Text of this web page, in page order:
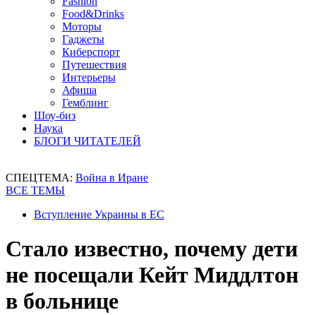
Food&Drinks
Моторы
Гаджеты
Киберспорт
Путешествия
Интерьеры
Афиша
Гемблинг
Шоу-биз
Наука
БЛОГИ ЧИТАТЕЛЕЙ
СПЕЦТЕМА: Война в Иране
ВСЕ ТЕМЫ
Вступление Украины в ЕС
Стало известно, почему дети
не посещали Кейт Миддлтон
в больнице